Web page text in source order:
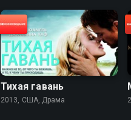
Тихая гавань
2013, США, Драма